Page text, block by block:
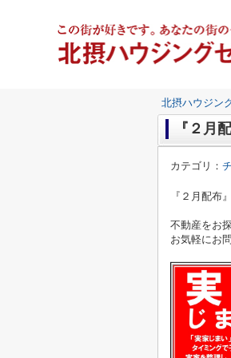
北摂ハウジン
『２月
カテゴリ：
『２月配布
不動産をお
お気軽にお